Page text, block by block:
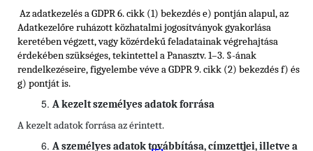
Az adatkezelés a GDPR 6. cikk (1) bekezdés e) pontján alapul, az
Adatkezelőre ruházott közhatalmi jogosítványok gyakorlása
keretében végzett, vagy közérdekű feladatainak végrehajtása
érdekében szükséges, tekintettel a Panasztv. 1–3. §-ának
rendelkezéseire, figyelembe véve a GDPR 9. cikk (2) bekezdés f) és
g) pontját is.
A kezelt személyes adatok forrása
A kezelt adatok forrása az érintett.
A személyes adatok továbbítása, címzettjei, illetve a